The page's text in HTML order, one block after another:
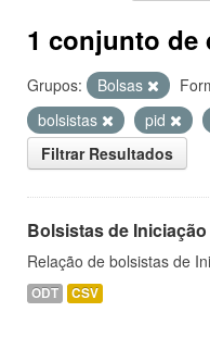
1 conjunto de
Grupos: Bolsas
bolsistas
pid
Filtrar Resultados
Bolsistas de
Relação de bolsistas de
ODT CSV